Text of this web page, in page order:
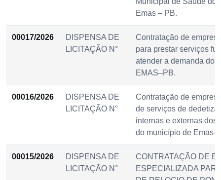
Emas – PB.
00017/2026
DISPENSA DE
LICITAÇÃO N°
Contratação de
para prestar serviços
atender a demanda do
EMAS–PB.
00016/2026
DISPENSA DE
LICITAÇÃO N°
Contratação de
de serviços de
internas e externas dos
do município de Emas-
00015/2026
DISPENSA DE
LICITAÇÃO N°
CONTRATAÇÃO DE
ESPECIALIZADA